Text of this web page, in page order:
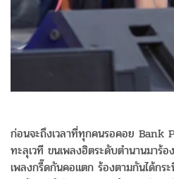
ก่อนจะถึงเวลาที่ทุกคนรอคอย Bank
ทะลุเวที ขนเพลงฮิตระดับตำนานมาร้
เพลงกรี๊ดกันคอแตก ร้องตามกันได้กร